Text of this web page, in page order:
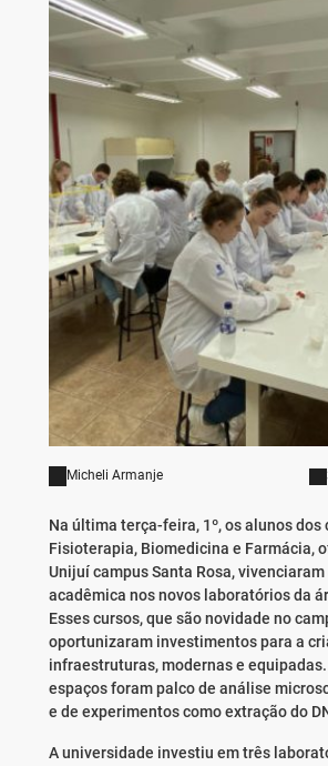
Micheli Armanje
Na última terça-feira, 1º, os alunos dos
Fisioterapia, Biomedicina e Farmácia,
Unijuí campus Santa Rosa,
acadêmica nos novos laboratórios da
Esses cursos, que são novidade no
oportunizaram investimentos para a
infraestruturas, modernas e equipadas.
espaços foram palco de análise
e de experimentos como extração do
A universidade investiu em três